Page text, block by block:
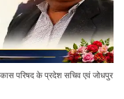
परिषद के प्रदेश सचिव एवं जोधपुर